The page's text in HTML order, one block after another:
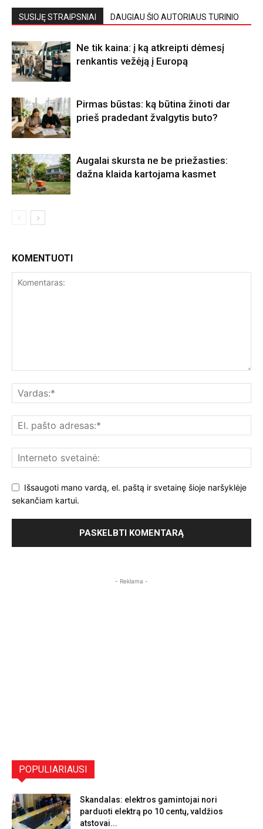
SUSIJĘ STRAIPSNIAI DAUGIAU ŠIO AUTORIAUS TURINIO
Ne tik kaina: į ką atkreipti dėmesį
renkantis vežėją į Europą
Pirmas būstas: ką būtina žinoti dar
prieš pradedant žvalgytis buto?
Augalai skursta ne be priežasties:
dažna klaida kartojama kasmet
KOMENTUOTI
Išsaugoti mano vardą, el. paštą ir svetainę šioje naršyklėje
sekančiam kartui.
- Reklama -
POPULIARIAUSI
Skandalas: elektros gamintojai nori
parduoti elektrą po 10 centų, valdžios
atstovai...